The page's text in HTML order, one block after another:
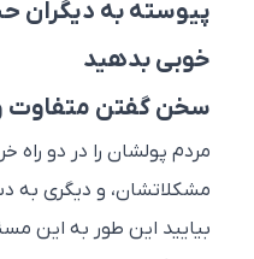
است که بتوانیم خیلی سریع
دندانپزشک پی ببریم. ولی درک
احساس آسودگی بیشتری می
داشتن احساسی خوشایند هر
الشعاع قرار می دهد.مثلاً اگر
ارتقای شغلی باشید و خود